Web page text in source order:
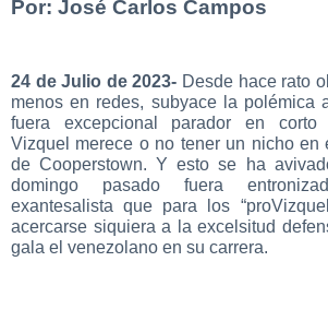
Por: José Carlos Campos
24 de Julio de 2023- Desde hace rato
menos en redes, subyace la polémica
fuera excepcional parador en corto
Vizquel merece o no tener un nicho en
de Cooperstown. Y esto se ha
domingo pasado fuera
exantesalista que para los
acercarse siquiera a la excelsitud
gala el venezolano en su carrera.